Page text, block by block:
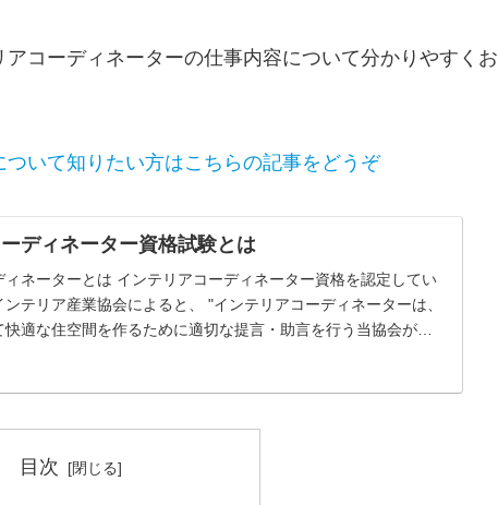
コーディネーターの仕事内容について分かりやすくお
いて知りたい方はこちらの記事をどうぞ
ディネーター資格試験とは
ィネーターとは インテリアコーディネーター資格を認定してい
テリア産業協会によると、 "インテリアコーディネーターは、
適な住空間を作るために適切な提言・助言を行う当協会が資
目次